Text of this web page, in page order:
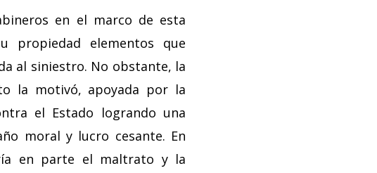
en el marco de esta
propiedad elementos que
al siniestro. No obstante, la
la motivó, apoyada por la
el Estado logrando una
moral y lucro cesante. En
en parte el maltrato y la